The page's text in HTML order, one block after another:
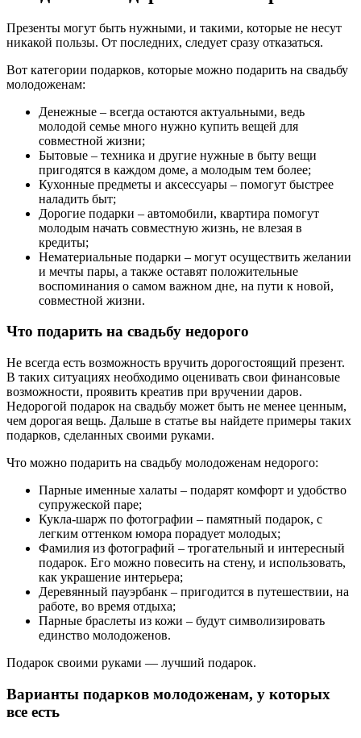
Презенты могут быть нужными, и такими, которые не несут
никакой пользы. От последних, следует сразу отказаться.
Вот категории подарков, которые можно подарить на свадьбу
молодоженам:
Денежные – всегда остаются актуальными, ведь
молодой семье много нужно купить вещей для
совместной жизни;
Бытовые – техника и другие нужные в быту вещи
пригодятся в каждом доме, а молодым тем более;
Кухонные предметы и аксессуары – помогут быстрее
наладить быт;
Дорогие подарки – автомобили, квартира помогут
молодым начать совместную жизнь, не влезая в
кредиты;
Нематериальные подарки – могут осуществить желании
и мечты пары, а также оставят положительные
воспоминания о самом важном дне, на пути к новой,
совместной жизни.
Что подарить на свадьбу недорого
Не всегда есть возможность вручить дорогостоящий презент.
В таких ситуациях необходимо оценивать свои финансовые
возможности, проявить креатив при вручении даров.
Недорогой подарок на свадьбу может быть не менее ценным,
чем дорогая вещь. Дальше в статье вы найдете примеры таких
подарков, сделанных своими руками.
Что можно подарить на свадьбу молодоженам недорого:
Парные именные халаты – подарят комфорт и удобство
супружеской паре;
Кукла-шарж по фотографии – памятный подарок, с
легким оттенком юмора порадует молодых;
Фамилия из фотографий – трогательный и интересный
подарок. Его можно повесить на стену, и использовать,
как украшение интерьера;
Деревянный пауэрбанк – пригодится в путешествии, на
работе, во время отдыха;
Парные браслеты из кожи – будут символизировать
единство молодоженов.
Подарок своими руками — лучший подарок.
Варианты подарков молодоженам, у которых
все есть